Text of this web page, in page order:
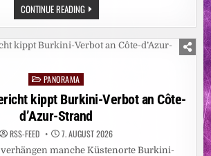
CONTINUE READINGHITZEWELLE:
REKORDTIEF:
RHEIN-
SINKT
IN
Posted
in
PANORAMA
kippt Burkini-Verbot an Côte-
d’Azur-Strand
RSS-FEED 7. AUGUST 2026
manche Küstenorte Burkini-